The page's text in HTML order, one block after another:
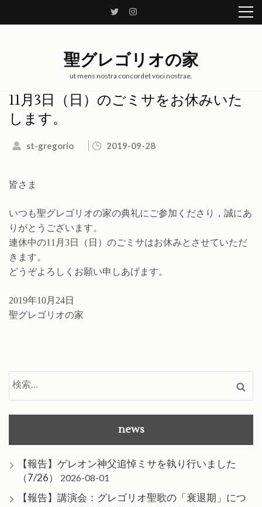
(Enter
す)
聖グレゴリオの家
ut mens nostra concordet voci nostrae.
11月3日（日）のごミサをお休みいた
します。
st-gregorio 2019-09-28
皆さま
いつも聖グレゴリオの家の典礼にご参加くださり，誠にあ
りがとうございます。
連休中の11月3日（日）のごミサはお休みとさせていただ
きます。
どうぞよろしくお願い申しあげます。
2019年10月24日
聖グレゴリオの家
news
【報告】ゲレオン神父追悼ミサを執り行いました
（7/26）
2026-08-01
【報告】講演会：グレゴリオ聖歌の「衰退期」につ